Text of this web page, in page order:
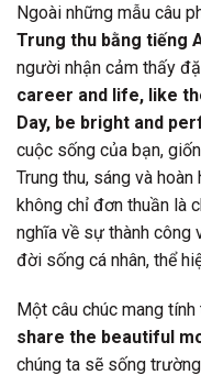
Ngoài những mẫu câu
Trung thu bằng tiếng
người nhận cảm thấy
career and life, like
Day, be bright and
cuộc sống của bạn,
Trung thu, sáng và
không chỉ đơn thuần là
nghĩa về sự thành công
đời sống cá nhân, thể
Một câu chúc mang
share the beautiful
chúng ta sẽ sống